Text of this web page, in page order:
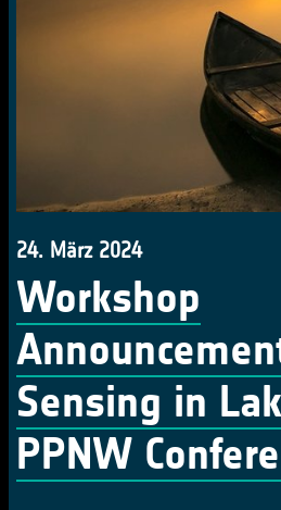
24. März 2024
Workshop
Sensing in
PPNW